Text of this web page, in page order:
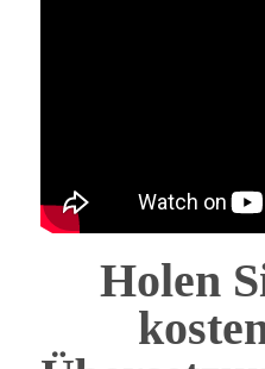
Holen